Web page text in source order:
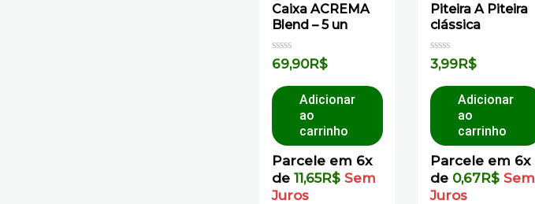
Caixa ACREMA
Blend – 5 un
Avaliação
0
5
69,90R$
Adicionar
ao
carrinho
Parcele em 6x
de 11,65R$ Sem
Juros
Piteira A Piteira
clássica
Avaliação
0
5
3,99R$
Adicionar
ao
carrinho
Parcele em 6x
de 0,67R$ Sem
Juros